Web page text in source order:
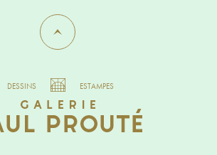
DESSINS ESTAMPES